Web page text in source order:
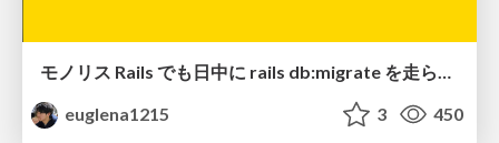
モノリス Rails でも日中に rails db:migrate を走らせたい！ / Daytime rails db:migrate on Monolithic Rails!
euglena1215
3 450